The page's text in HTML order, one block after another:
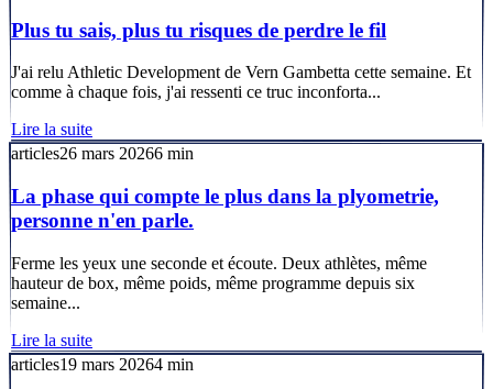
Plus tu sais, plus tu risques de perdre le fil
J'ai relu Athletic Development de Vern Gambetta cette semaine. Et
comme à chaque fois, j'ai ressenti ce truc inconforta...
Lire la suite
articles26 mars 20266 min
La phase qui compte le plus dans la plyometrie,
personne n'en parle.
Ferme les yeux une seconde et écoute. Deux athlètes, même
hauteur de box, même poids, même programme depuis six
semaine...
Lire la suite
articles19 mars 20264 min